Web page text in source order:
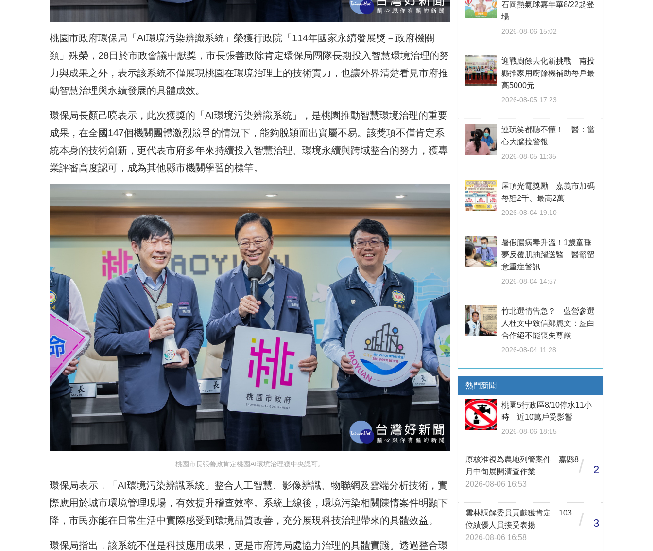
桃園市政府環保局「AI環境污染辨識系統」榮獲行政院「114年國家永續發展獎－政府機關
類」殊榮，28日於市政會議中獻獎，市長張善政除肯定環保局團隊長期投入智慧環境治理的努
力與成果之外，表示該系統不僅展現桃園在環境治理上的技術實力，也讓外界清楚看見市府推
動智慧治理與永續發展的具體成效。
環保局長顏己喨表示，此次獲獎的「AI環境污染辨識系統」，是桃園推動智慧環境治理的重要
成果，在全國147個機關團體激烈競爭的情況下，能夠脫穎而出實屬不易。該獎項不僅肯定系
統本身的技術創新，更代表市府多年來持續投入智慧治理、環境永續與跨域整合的努力，獲專
業評審高度認可，成為其他縣市機關學習的標竿。
桃園市長張善政肯定桃園AI環境治理獲中央認可。
環保局表示，「AI環境污染辨識系統」整合人工智慧、影像辨識、物聯網及雲端分析技術，實
際應用於城市環境管理現場，有效提升稽查效率。系統上線後，環境污染相關陳情案件明顯下
降，市民亦能在日常生活中實際感受到環境品質改善，充分展現科技治理帶來的具體效益。
環保局指出，該系統不僅是科技應用成果，更是市府跨局處協力治理的具體實踐。透過整合環
石岡熱氣球嘉年華8/22起登
場
2026-08-06 15:02
迎戰廚餘去化新挑戰 南投
縣推家用廚餘機補助每戶最
高5000元
2026-08-05 17:23
連玩笑都聽不懂！ 醫：當
心大腦拉警報
2026-08-05 11:35
屋頂光電獎勵 嘉義市加碼
每瓩2千、最高2萬
2026-08-04 19:10
暑假腸病毒升溫！1歲童睡
夢反覆肌抽躍送醫 醫籲留
意重症警訊
2026-08-04 14:57
竹北選情告急？ 藍營參選
人杜文中致信鄭麗文：藍白
合作絕不能喪失尊嚴
2026-08-04 11:28
熱門新聞
桃園5行政區8/10停水11小
時 近10萬戶受影響
2026-08-06 18:15
原核准視為農地列管案件 嘉縣8
月中旬展開清查作業
2026-08-06 16:53
/ 2
雲林調解委員貢獻獲肯定 103
位績優人員接受表揚
2026-08-06 16:58
/ 3